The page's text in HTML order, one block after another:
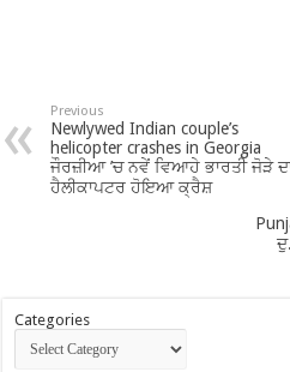
Previous
Newlywed Indian couple’s
helicopter crashes in Georgia
ਜੌਰਜ਼ੀਆ ’ਚ ਨਵੇਂ ਵਿਆਹੇ ਭਾਰਤੀ ਜੋੜੇ
ਹੈਲੀਕਾਪਟਰ ਹੋਇਆ ਕ੍ਰੈਸ਼
Categories